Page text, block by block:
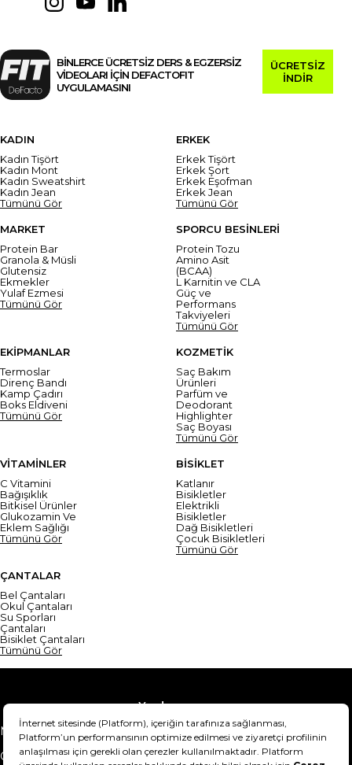
BİNLERCE ÜCRETSİZ DERS & EGZERSİZ
VİDEOLARI İÇİN DEFACTOFIT
UYGULAMASINI
ÜCRETSİZ
İNDİR
KADIN
Kadın Tişört
Kadın Mont
Kadın Sweatshirt
Kadın Jean
Tümünü Gör
ERKEK
Erkek Tişört
Erkek Şort
Erkek Eşofman
Erkek Jean
Tümünü Gör
MARKET
Protein Bar
Granola & Müsli
Glutensiz
Ekmekler
Yulaf Ezmesi
Tümünü Gör
SPORCU BESİNLERİ
Protein Tozu
Amino Asit
(BCAA)
L Karnitin ve CLA
Güç ve
Performans
Takviyeleri
Tümünü Gör
EKİPMANLAR
Termoslar
Direnç Bandı
Kamp Çadırı
Boks Eldiveni
Tümünü Gör
KOZMETİK
Saç Bakım
Ürünleri
Parfüm ve
Deodorant
Highlighter
Saç Boyası
Tümünü Gör
VİTAMİNLER
C Vitamini
Bağışıklık
Bitkisel Ürünler
Glukozamin Ve
Eklem Sağlığı
Tümünü Gör
BİSİKLET
Katlanır
Bisikletler
Elektrikli
Bisikletler
Dağ Bisikletleri
Çocuk Bisikletleri
Tümünü Gör
ÇANTALAR
Bel Çantaları
Okul Çantaları
Su Sporları
Çantaları
Bisiklet Çantaları
Tümünü Gör
Yardım
Mesafeli Satış Sözleşmesi
Teslimat Bilgisi
Gizlilik Sözleşmesi
Şartlar & Koşullar